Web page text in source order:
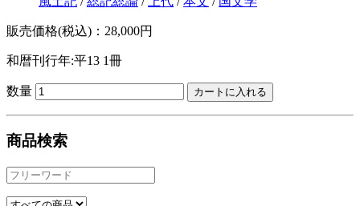
販売価格(税込)：28,000円
和暦刊行年:平13 1冊
数量
商品検索